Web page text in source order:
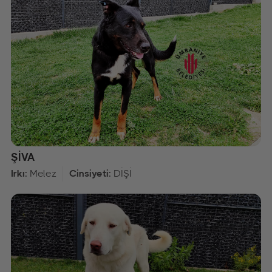
ŞİVA
Irkı: Melez Cinsiyeti: DİŞİ